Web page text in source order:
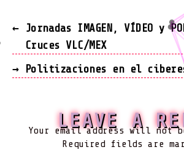
←
Jornadas IMAGEN, VÍDEO y
Cruces VLC/MEX
→
Politizaciones en el
LEAVE A
Your email address will not
Required fields are